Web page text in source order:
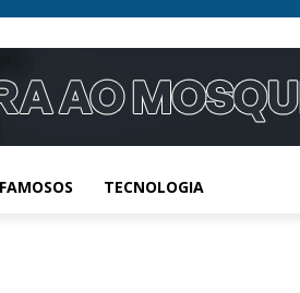
FAMOSOS TECNOLOGIA